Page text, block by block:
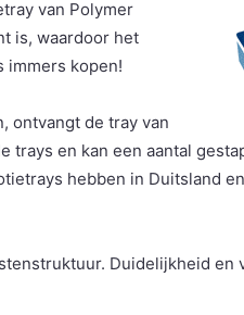
van Polymer
is, waardoor het
immers kopen!
ontvangt de tray van
trays en kan een aantal
hebben in Duitsland
Duidelijkheid en